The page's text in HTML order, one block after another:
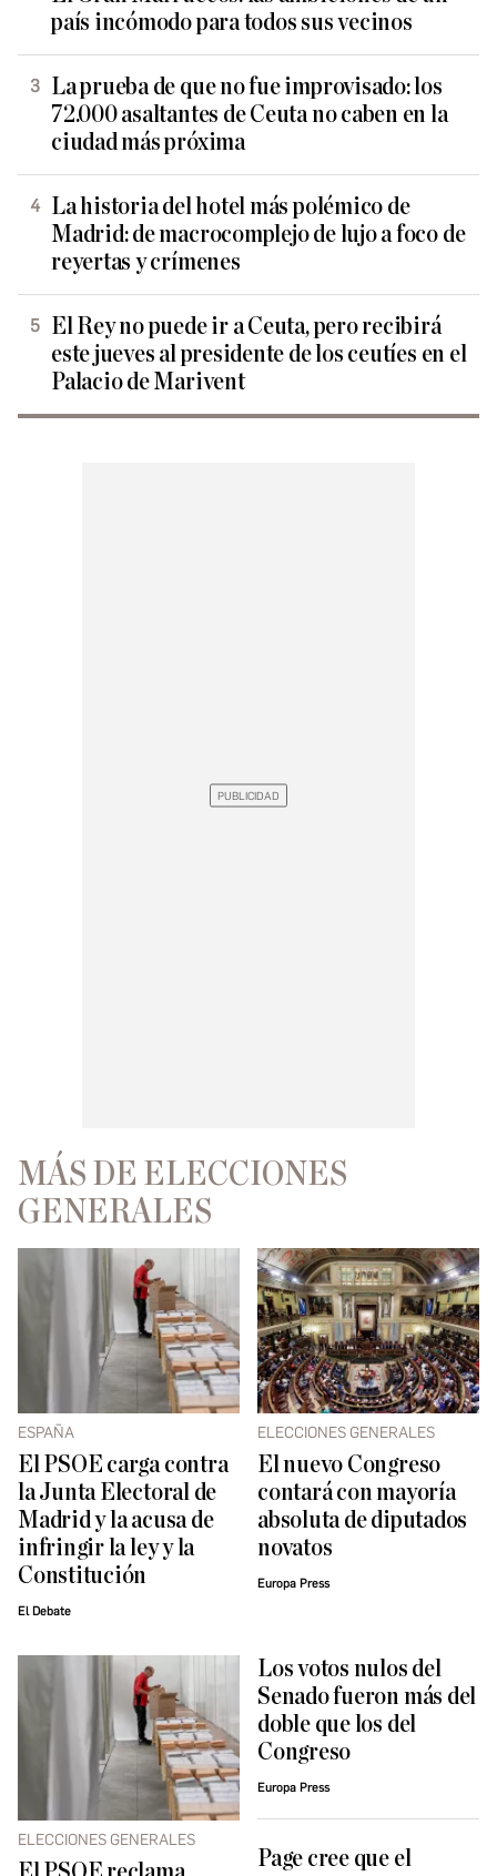
país incómodo para todos sus vecinos
La prueba de que no fue improvisado: los
72.000 asaltantes de Ceuta no caben en la
ciudad más próxima
La historia del hotel más polémico de
Madrid: de macrocomplejo de lujo a foco de
reyertas y crímenes
El Rey no puede ir a Ceuta, pero recibirá
este jueves al presidente de los ceutíes en el
Palacio de Marivent
MÁS DE ELECCIONES
GENERALES
ESPAÑA
El PSOE carga contra
la Junta Electoral de
Madrid y la acusa de
infringir la ley y la
Constitución
El Debate
ELECCIONES GENERALES
El nuevo Congreso
contará con mayoría
absoluta de diputados
novatos
Europa Press
ELECCIONES GENERALES
Los votos nulos del
Senado fueron más del
doble que los del
Congreso
Europa Press
Page cree que el